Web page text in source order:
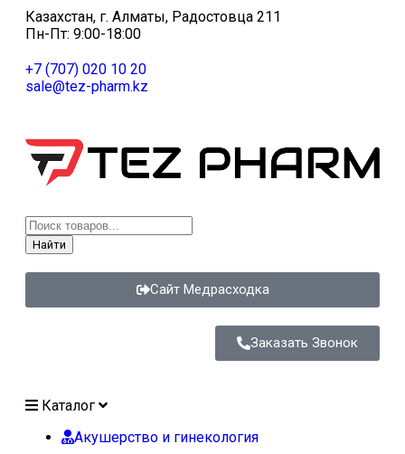
Казахстан, г. Алматы, Радостовца 211
Пн-Пт: 9:00-18:00
+7 (707) 020 10 20
sale@tez-pharm.kz
Найти
Сайт Медрасходка
Заказать Звонок
Каталог
Акушерство и гинекология